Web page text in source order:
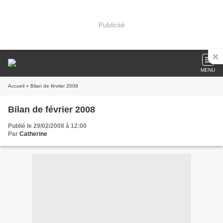
Publicité
MENU
Accueil » Bilan de février 2008
Bilan de février 2008
Publié le 29/02/2008 à 12:00
Par Catherine